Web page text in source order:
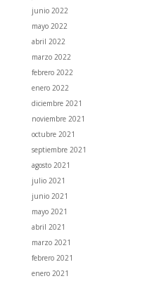
junio 2022
mayo 2022
abril 2022
marzo 2022
febrero 2022
enero 2022
diciembre 2021
noviembre 2021
octubre 2021
septiembre 2021
agosto 2021
julio 2021
junio 2021
mayo 2021
abril 2021
marzo 2021
febrero 2021
enero 2021